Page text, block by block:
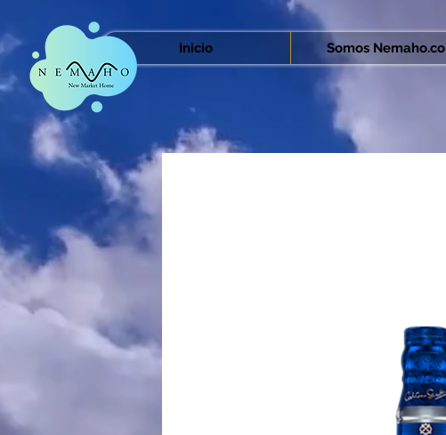
Inicio Somos Nemaho.co